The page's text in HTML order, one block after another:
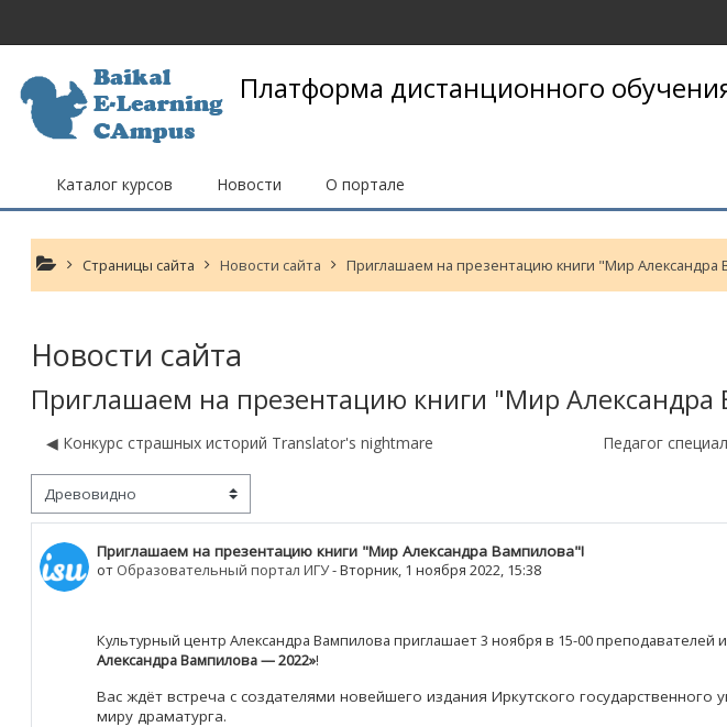
Платформа дистанционного
Каталог курсов Новости О портале
Страницы сайта Новости сайта Приглашаем на презентацию книги "Мир Александра
Новости сайта
Приглашаем на презентацию книги "Мир Александра
◀︎ Конкурс страшных историй Translator's nightmare Педагог
отображения
Приглашаем на презентацию книги "Мир Александра Вампилова"!
от Образовательный портал ИГУ-Вторник, 1 ноября 2022, 15:38
Количество ответов: 0
Культурный центр Александра Вампилова приглашает 3 ноября в 15-00 преподавателей
Александра Вампилова — 2022»!
Вас ждёт встреча с создателями новейшего издания Иркутского
миру драматурга.